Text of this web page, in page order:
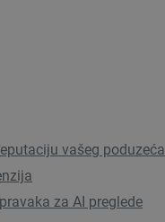
vašeg poduzeća
za AI preglede